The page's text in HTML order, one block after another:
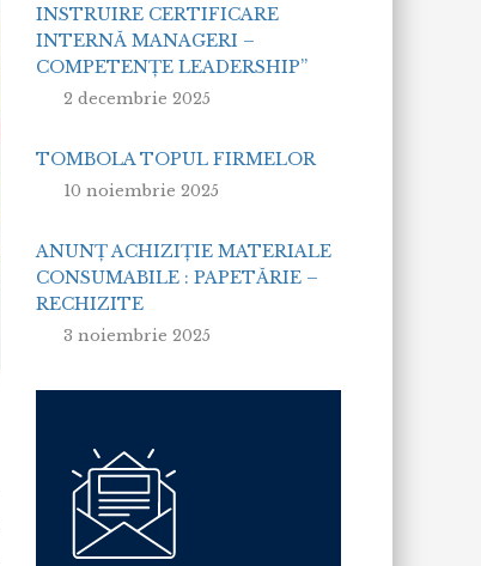
TOMBOLA
INSTRUIRE CERTIFICARE
INTERNĂ MANAGERI –
COMPETENȚE LEADERSHIP”
2 decembrie 2025
TOMBOLA TOPUL FIRMELOR
10 noiembrie 2025
ANUNȚ ACHIZIȚIE MATERIALE
CONSUMABILE : PAPETĂRIE –
RECHIZITE
3 noiembrie 2025